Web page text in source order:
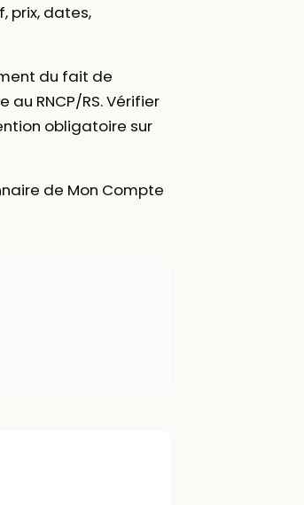
prix, dates,
du fait de
RNCP/RS. Vérifier
obligatoire sur
de Mon Compte